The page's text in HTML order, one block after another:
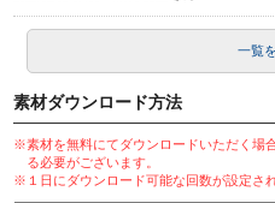
一覧
素材ダウンロード方法
※素材を無料にてダウンロードいただく場
る必要がございます。
※１日にダウンロード可能な回数が設定さ